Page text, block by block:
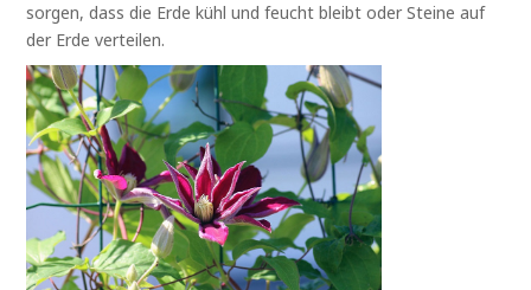
sorgen, dass die Erde kühl und feucht bleibt oder Steine auf
der Erde verteilen.